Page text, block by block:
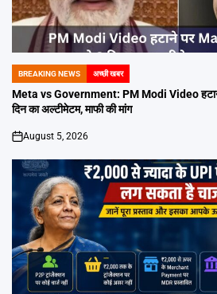
POSTED
IN
BREAKING NEWS अच्छी खबर
Meta vs Government: PM Modi Video
दिन का अल्टीमेटम, माफी की मांग
on
August 5, 2026